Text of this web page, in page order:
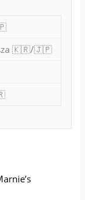
🇰🇷/🇯🇵